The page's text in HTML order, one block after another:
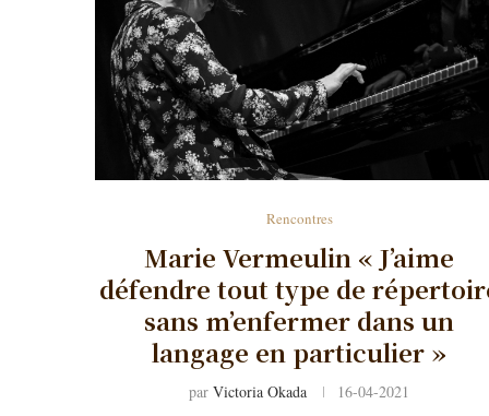
Rencontres
Marie Vermeulin « J’aime
défendre tout type de
sans m’enfermer dans un
langage en particulier »
parVictoria Okada 16-04-2021